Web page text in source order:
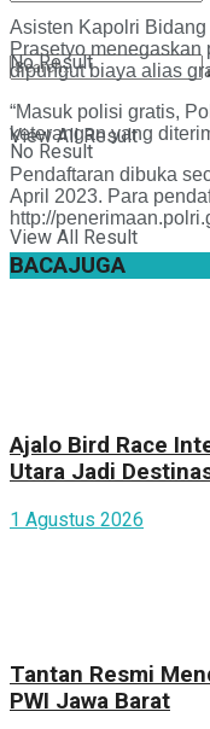
No Result
View All Result
No Result
View All Result
Asisten Kapolri
Prasetyo menegaskan
dipungut biaya alias
“Masuk polisi gratis,
keterangan yang
Pendaftaran dibuka
April 2023. Para
http://
BACAJUGA
Ajalo Bird Race
Utara Jadi
1 Agustus 2026
Tantan Resmi
PWI Jawa Barat